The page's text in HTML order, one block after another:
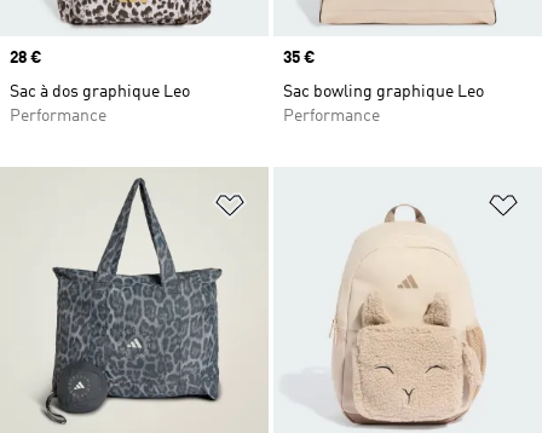
Prix
28 €
Sac à dos graphique Leo
Performance
Prix
35 €
Sac bowling graphique Leo
Performance
Ajouter à la Liste de produits